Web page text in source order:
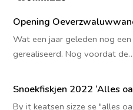
Opening
Wat een jaar geleden nog
gerealiseerd. Nog voordat
Snoekfiskjen 2022 ‘Alles
By it keatsen sizze se "alles